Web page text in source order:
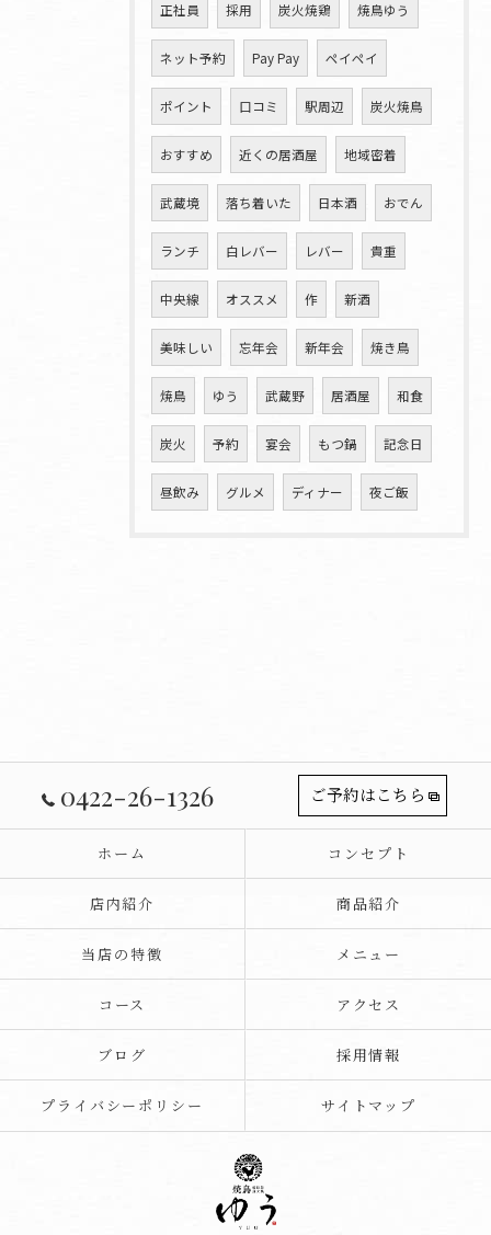
正社員 採用 炭火焼鶏 焼鳥ゆう
ネット予約 Pay Pay ペイペイ
ポイント 口コミ 駅周辺 炭火焼鳥
おすすめ 近くの居酒屋 地域密着
武蔵境 落ち着いた 日本酒 おでん
ランチ 白レバー レバー 貴重
中央線 オススメ 作 新酒
美味しい 忘年会 新年会 焼き鳥
焼鳥 ゆう 武蔵野 居酒屋 和食
炭火 予約 宴会 もつ鍋 記念日
昼飲み グルメ ディナー 夜ご飯
0422-26-1326 ご予約はこちら
ホーム コンセプト
店内紹介 商品紹介
当店の特徴 メニュー
コース アクセス
ブログ 採用情報
プライバシーポリシー サイトマップ